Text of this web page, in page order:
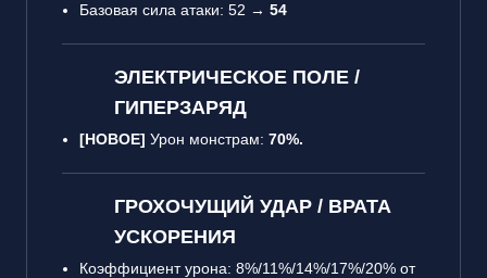
Базовая сила атаки: 52 → 54
ЭЛЕКТРИЧЕСКОЕ ПОЛЕ /
ГИПЕРЗАРЯД
[НОВОЕ] Урон монстрам: 70%.
ГРОХОЧУЩИЙ УДАР / ВРАТА
УСКОРЕНИЯ
Коэффициент урона: 8%/11%/14%/17%/20% от